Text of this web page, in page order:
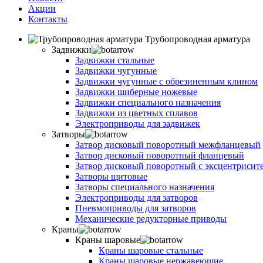
Акции
Контакты
Трубопроводная арматура
Задвижки
Задвижки стальные
Задвижки чугунные
Задвижки чугунные с обрезиненным клином
Задвижки шиберные ножевые
Задвижки специального назначения
Задвижки из цветных сплавов
Электроприводы для задвижек
Затворы
Затвор дисковый поворотный межфланцевый
Затвор дисковый поворотный фланцевый
Затвор дисковый поворотный с
Затворы щитовые
Затворы специального назначения
Электроприводы для затворов
Пневмоприводы для затворов
Механические редукторные приводы
Краны
Краны шаровые
Краны шаровые стальные
Краны шаровые нержавеющие